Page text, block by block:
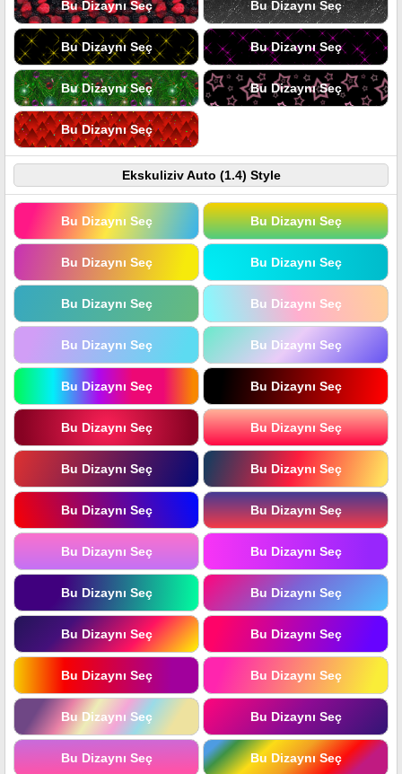
Bu Dizaynı Seç Bu Dizaynı Seç
Bu Dizaynı Seç Bu Dizaynı Seç
Bu Dizaynı Seç Bu Dizaynı Seç
Bu Dizaynı Seç
Ekskuliziv Auto (1.4) Style
Bu Dizaynı Seç Bu Dizaynı Seç
Bu Dizaynı Seç Bu Dizaynı Seç
Bu Dizaynı Seç Bu Dizaynı Seç
Bu Dizaynı Seç Bu Dizaynı Seç
Bu Dizaynı Seç Bu Dizaynı Seç
Bu Dizaynı Seç Bu Dizaynı Seç
Bu Dizaynı Seç Bu Dizaynı Seç
Bu Dizaynı Seç Bu Dizaynı Seç
Bu Dizaynı Seç Bu Dizaynı Seç
Bu Dizaynı Seç Bu Dizaynı Seç
Bu Dizaynı Seç Bu Dizaynı Seç
Bu Dizaynı Seç Bu Dizaynı Seç
Bu Dizaynı Seç Bu Dizaynı Seç
Bu Dizaynı Seç Bu Dizaynı Seç